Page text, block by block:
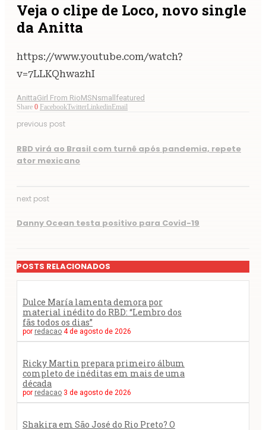
Veja o clipe de Loco, novo single
da Anitta
https://www.youtube.com/watch?
v=7LLKQhwazhI
AnittaGirl From RioMSNsmallfeatured
Share 0 FacebookTwitter Linkedin Email
previous post
RBD virá ao Brasil com turnê após pandemia, repete
ator mexicano
next post
Danny Ocean testa positivo para Covid-19
POSTS RELACIONADOS
Dulce María lamenta demora por
material inédito do RBD: “Lembro dos
fãs todos os dias”
por redacao 4 de agosto de 2026
Ricky Martin prepara primeiro álbum
completo de inéditas em mais de uma
década
por redacao 3 de agosto de 2026
Shakira em São José do Rio Preto? O